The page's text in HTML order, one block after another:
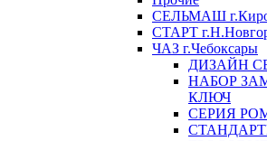
СЕЛЬМАШ
СТАРТ
ЧАЗ г.Чебоксары
ДИЗАЙН
НАБОР
КЛЮЧ
СЕРИЯ